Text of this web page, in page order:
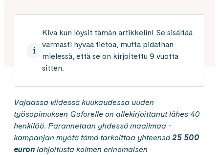
Kiva kun löysit tämän artikkelin! Se sisältää
varmasti hyvää tietoa, mutta pidäthän
mielessä, että se on kirjoitettu 9 vuotta
sitten.
Vajaassa viidessä kuukaudessa uuden
työsopimuksen Goforelle on allekirjoittanut lähes 40
henkilöä. Parannetaan yhdessä maailmaa -
kampanjan myötä tämä tarkoittaa yhteensä 25 500
euron lahjoitusta kolmen erinomaisen